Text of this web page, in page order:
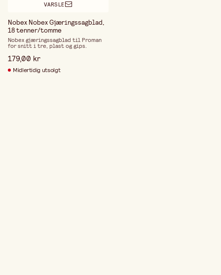
VARSLE
Nobex Nobex Gjæringssagblad,
18 tenner/tomme
Nobex gjæringssagblad til Proman
for snitt i tre, plast og gips.
179,00 kr
Midlertidig utsolgt